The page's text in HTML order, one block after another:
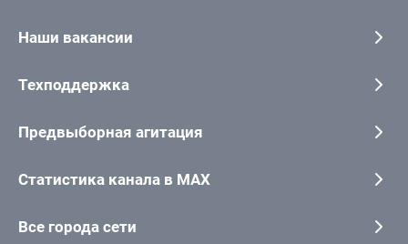
Наши вакансии
Техподдержка
Предвыборная агитация
Статистика канала в MAX
Все города сети